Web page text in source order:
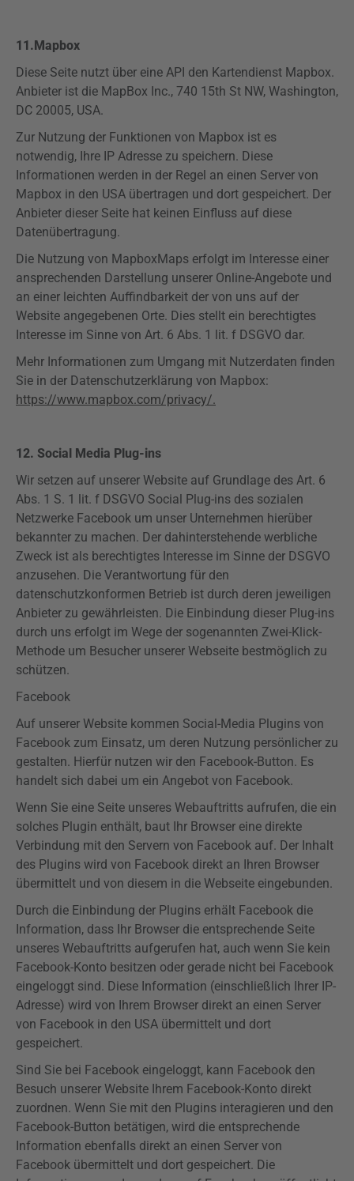
11.Mapbox
Diese Seite nutzt über eine API den Kartendienst Mapbox.
Anbieter ist die MapBox Inc., 740 15th St NW, Washington,
DC 20005, USA.
Zur Nutzung der Funktionen von Mapbox ist es
notwendig, Ihre IP Adresse zu speichern. Diese
Informationen werden in der Regel an einen Server von
Mapbox in den USA übertragen und dort gespeichert. Der
Anbieter dieser Seite hat keinen Einfluss auf diese
Datenübertragung.
Die Nutzung von MapboxMaps erfolgt im Interesse einer
ansprechenden Darstellung unserer Online-Angebote und
an einer leichten Auffindbarkeit der von uns auf der
Website angegebenen Orte. Dies stellt ein berechtigtes
Interesse im Sinne von Art. 6 Abs. 1 lit. f DSGVO dar.
Mehr Informationen zum Umgang mit Nutzerdaten finden
Sie in der Datenschutzerklärung von Mapbox:
https://www.mapbox.com/privacy/.
12. Social Media Plug-ins
Wir setzen auf unserer Website auf Grundlage des Art. 6
Abs. 1 S. 1 lit. f DSGVO Social Plug-ins des sozialen
Netzwerke Facebook um unser Unternehmen hierüber
bekannter zu machen. Der dahinterstehende werbliche
Zweck ist als berechtigtes Interesse im Sinne der DSGVO
anzusehen. Die Verantwortung für den
datenschutzkonformen Betrieb ist durch deren jeweiligen
Anbieter zu gewährleisten. Die Einbindung dieser Plug-ins
durch uns erfolgt im Wege der sogenannten Zwei-Klick-
Methode um Besucher unserer Webseite bestmöglich zu
schützen.
Facebook
Auf unserer Website kommen Social-Media Plugins von
Facebook zum Einsatz, um deren Nutzung persönlicher zu
gestalten. Hierfür nutzen wir den Facebook-Button. Es
handelt sich dabei um ein Angebot von Facebook.
Wenn Sie eine Seite unseres Webauftritts aufrufen, die ein
solches Plugin enthält, baut Ihr Browser eine direkte
Verbindung mit den Servern von Facebook auf. Der Inhalt
des Plugins wird von Facebook direkt an Ihren Browser
übermittelt und von diesem in die Webseite eingebunden.
Durch die Einbindung der Plugins erhält Facebook die
Information, dass Ihr Browser die entsprechende Seite
unseres Webauftritts aufgerufen hat, auch wenn Sie kein
Facebook-Konto besitzen oder gerade nicht bei Facebook
eingeloggt sind. Diese Information (einschließlich Ihrer IP-
Adresse) wird von Ihrem Browser direkt an einen Server
von Facebook in den USA übermittelt und dort
gespeichert.
Sind Sie bei Facebook eingeloggt, kann Facebook den
Besuch unserer Website Ihrem Facebook-Konto direkt
zuordnen. Wenn Sie mit den Plugins interagieren und den
Facebook-Button betätigen, wird die entsprechende
Information ebenfalls direkt an einen Server von
Facebook übermittelt und dort gespeichert. Die